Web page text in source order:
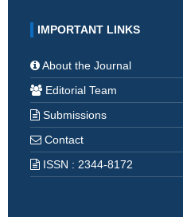
IMPORTANT LINKS
About the Journal
Editorial Team
Submissions
Contact
ISSN : 2344-8172